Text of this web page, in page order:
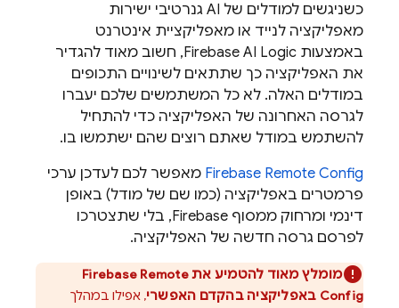
כשניגשים למודלים של AI גנרטיבי ישירות
מאפליקציה לנייד או מאפליקציית אינטרנט
באמצעות Firebase AI Logic, חשוב מאוד להגדיר
את האפליקציה כך שתתאים לשינויים התכופים
במודלים האלה. לא כל המשתמשים שלכם יעברו
לגרסה האחרונה של האפליקציה כדי להתחיל
להשתמש במודל שאתם רוצים שהם ישתמשו בו.
Firebase Remote Config מאפשר לכם לעדכן ערכי
פרמטרים באפליקציה (כמו שם של מודל) באופן
דינמי ומרחוק ממסוף Firebase, בלי שתצטרכו
לפרסם גרסה חדשה של האפליקציה.
מומלץ מאוד להטמיע אתFirebase Remote
Config באפליקציה בהקדם האפשרי, אפילו במהלך